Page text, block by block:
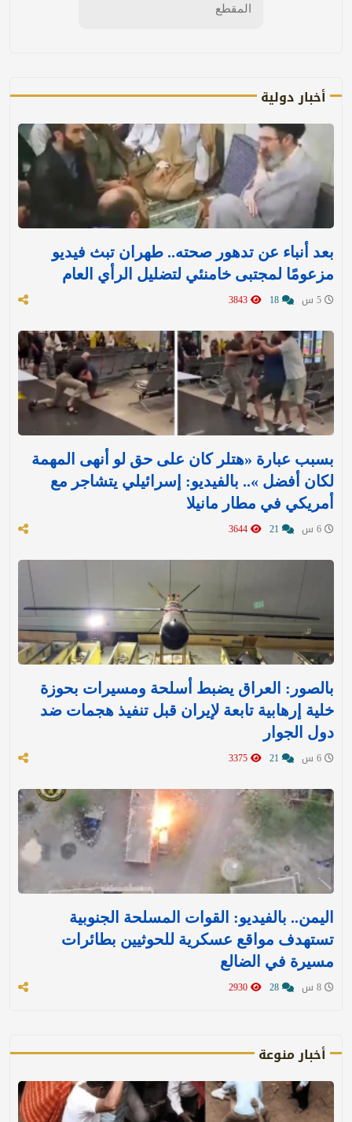
المقطع
أخبار دولية
بعد أنباء عن تدهور صحته.. طهران تبث فيديو
مزعومًا لمجتبى خامنئي لتضليل الرأي العام
بسبب عبارة «هتلر كان على حق لو أنهى المهمة
لكان أفضل ».. بالفيديو: إسرائيلي يتشاجر مع
أمريكي في مطار مانيلا
بالصور: العراق يضبط أسلحة ومسيرات بحوزة
خلية إرهابية تابعة لإيران قبل تنفيذ هجمات ضد
دول الجوار
اليمن.. بالفيديو: القوات المسلحة الجنوبية
تستهدف مواقع عسكرية للحوثيين بطائرات
مسيرة في الضالع
أخبار منوعة